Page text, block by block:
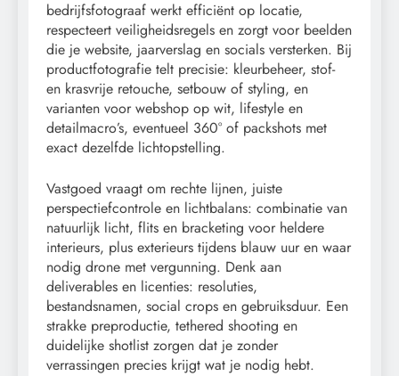
bedrijfsfotograaf werkt efficiënt op locatie,
respecteert veiligheidsregels en zorgt voor beelden
die je website, jaarverslag en socials versterken. Bij
productfotografie telt precisie: kleurbeheer, stof-
en krasvrije retouche, setbouw of styling, en
varianten voor webshop op wit, lifestyle en
detailmacro’s, eventueel 360° of packshots met
exact dezelfde lichtopstelling.
Vastgoed vraagt om rechte lijnen, juiste
perspectiefcontrole en lichtbalans: combinatie van
natuurlijk licht, flits en bracketing voor heldere
interieurs, plus exterieurs tijdens blauw uur en waar
nodig drone met vergunning. Denk aan
deliverables en licenties: resoluties,
bestandsnamen, social crops en gebruiksduur. Een
strakke preproductie, tethered shooting en
duidelijke shotlist zorgen dat je zonder
verrassingen precies krijgt wat je nodig hebt.